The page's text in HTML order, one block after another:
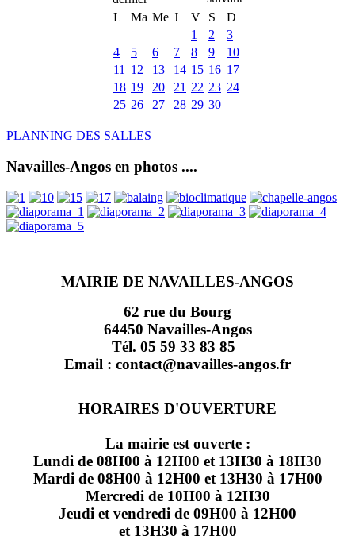
L
Ma Me J V S
D
1
2
3
4
5 6 7 8 9
10
11
12 13 14 15 16 17
18 19 20 21 22 23 24
25 26 27 28 29 30
PLANNING DES SALLES
Navailles-Angos en photos ....
MAIRIE DE NAVAILLES-ANGOS
62 rue du Bourg
64450 Navailles-Angos
Tél. 05 59 33 83 85
Email : contact@navailles-angos.fr
HORAIRES D'OUVERTURE
La mairie est ouverte :
Lundi de 08H00 à 12H00 et 13H30 à 18H30
Mardi de 08H00 à 12H00 et 13H30 à 17H00
Mercredi de 10H00 à 12H30
Jeudi et vendredi de 09H00 à 12H00
et 13H30 à 17H00